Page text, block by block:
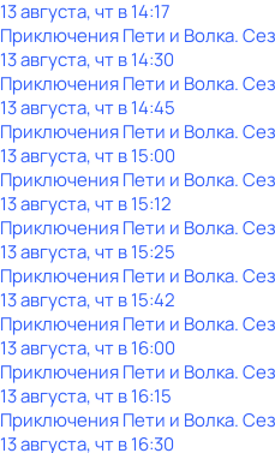
13 августа, чт в 14:17
Приключения Пети и Волка.
13 августа, чт в 14:30
Приключения Пети и Волка.
13 августа, чт в 14:45
Приключения Пети и Волка.
13 августа, чт в 15:00
Приключения Пети и Волка.
13 августа, чт в 15:12
Приключения Пети и Волка.
13 августа, чт в 15:25
Приключения Пети и Волка.
13 августа, чт в 15:42
Приключения Пети и Волка.
13 августа, чт в 16:00
Приключения Пети и Волка.
13 августа, чт в 16:15
Приключения Пети и Волка.
13 августа, чт в 16:30